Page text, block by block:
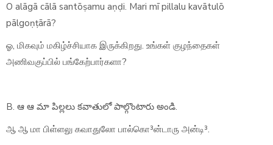
O alāgā cālā santōṣamu aṇḍi. Mari mī pillalu kavātulō
pālgoṇṭārā?
ஓ, மிகவும் மகிழ்ச்சியாக இருக்கிறது. உங்கள் குழந்தைகள்
அணிவகுப்பில் பங்கேற்பார்களா?
B. ఆ ఆ మా పిల్లలు కవాతులో పాల్గొంటారు అండి.
ஆ ஆ மா பிள்ளலு கவாதுலோ பால்கொ³ன்டாரு அன்டி³.